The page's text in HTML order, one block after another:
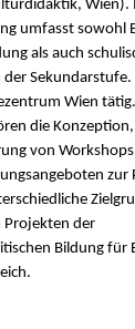
Wien).
umfasst sowohl
als auch
Sekundarstufe.
Wien
die
von
zur
Projekten der
Bildung für